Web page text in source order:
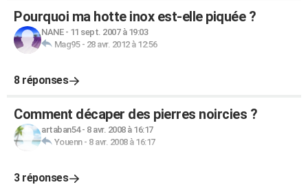
Pourquoi ma hotte inox est-elle piquée ?
NANE- 11 sept. 2007 à 19:03
Mag95- 28 avr. 2012 à 12:56
8 réponses
Comment décaper des pierres noircies ?
artaban54- 8 avr. 2008 à 16:17
Youenn- 8 avr. 2008 à 16:17
3 réponses